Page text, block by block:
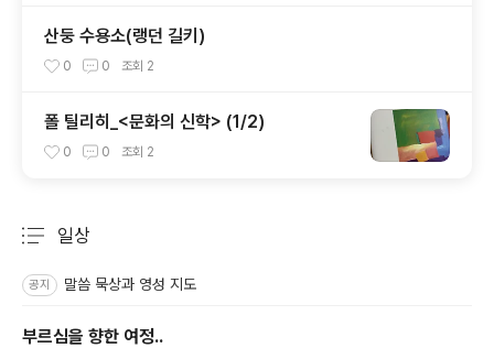
산둥 수용소(랭던 길키)
0 0 조회 2
폴 틸리히_<문화의 신학> (1/2)
0 0 조회 2
일상
공지 말씀 묵상과 영성 지도
부르심을 향한 여정..